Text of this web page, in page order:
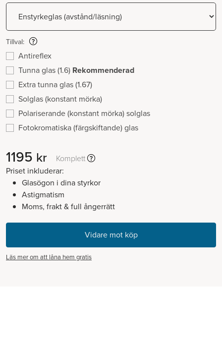
Tillval:
Antireflex
Tunna glas (1.6) Rekommenderad
Extra tunna glas (1.67)
Solglas (konstant mörka)
Polariserande (konstant mörka) solglas
Fotokromatiska (färgskiftande) glas
1195 kr
Komplett
Priset inkluderar:
Glasögon i dina styrkor
Astigmatism
Moms, frakt & full ångerrätt
Läs mer om att låna hem gratis